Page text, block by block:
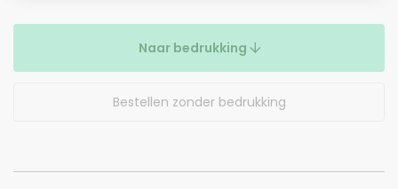
Naar bedrukking
Bestellen zonder bedrukking